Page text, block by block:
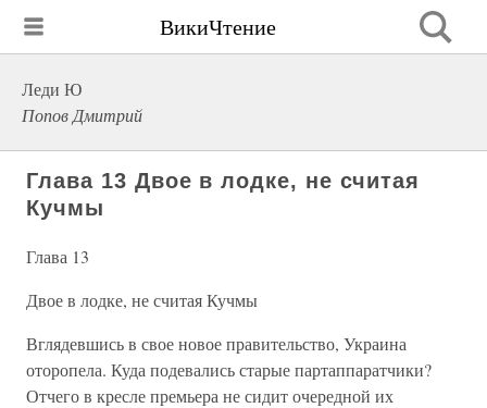
ВикиЧтение
Леди Ю
Попов Дмитрий
Глава 13 Двое в лодке, не считая
Кучмы
Глава 13
Двое в лодке, не считая Кучмы
Вглядевшись в свое новое правительство, Украина
оторопела. Куда подевались старые партаппаратчики?
Отчего в кресле премьера не сидит очередной их